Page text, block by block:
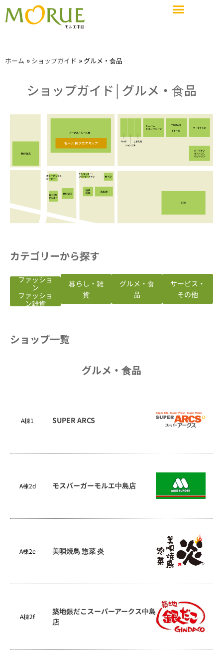
ショップガイド
施設概要・サービス・設備
求人情報
イベントスペース&会議室
ホーム » ショップガイド » グルメ・食品
ショップガイド│グルメ・食品
カテゴリーから探す
ファッショ
ン
ファッショ
ン雑貨
暮らし・雑
貨
グルメ・食
品
サービス・
その他
ショップ一覧
グルメ・食品
A棟1 SUPER ARCS
A棟2d モスバーガーモルエ中島店
A棟2e 美唄焼鳥 惣菜 炎
A棟2f
築地銀だこスーパーアークス中島
店